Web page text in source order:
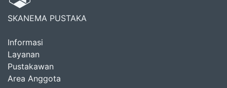
SKANEMA PUSTAKA
Informasi
Layanan
Pustakawan
Area Anggota